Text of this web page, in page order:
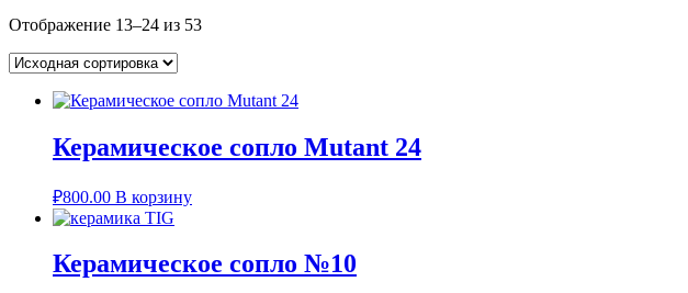
Отображение 13–24 из 53
Керамическое сопло Mutant 24
₽800.00 В корзину
Керамическое сопло №10